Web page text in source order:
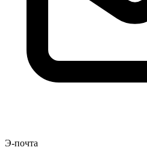
Э-почта